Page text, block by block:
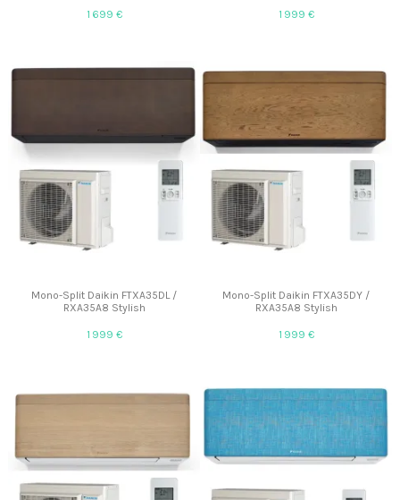
1 699 € 1 999 €
Mono-Split Daikin FTXA35DL /
RXA35A8 Stylish
1 999 €
Mono-Split Daikin FTXA35DY /
RXA35A8 Stylish
1 999 €